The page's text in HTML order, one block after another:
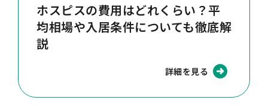
ホスピスの費用はどれくらい？平
均相場や入居条件についても徹底解
説
詳細を見る